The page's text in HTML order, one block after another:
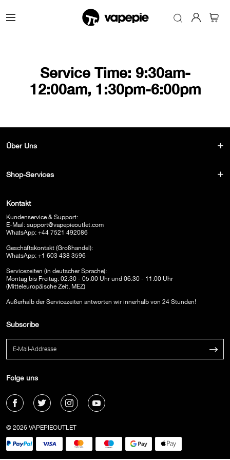
Service Time: 9:30am-
12:00am, 1:30pm-6:00pm
Über Uns
Shop-Services
Kontakt
Kundenservice & Support:
E-Mail: support@vapepieoutlet.com
WhatsApp: +44 7521 492086
Geschäftskontakt (Großhandel):
WhatsApp: +1 603 438 3596
Servicezeiten (in deutscher Sprache):
Montag bis Freitag: 02:30 - 05:00 Uhr und 06:30 - 11:00 Uhr
(Mitteleuropäische Zeit, MEZ)
Außerhalb der Servicezeiten antworten wir innerhalb von 24 Stunden!
Subscribe
Folge uns
© 2026 VAPEPIEOUTLET